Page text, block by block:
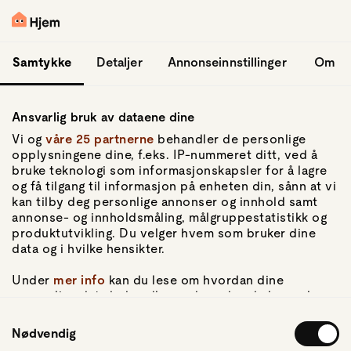
Samtykke Detaljer Annonseinnstillinger Om
Ansvarlig bruk av dataene dine
Vi og våre 25 partnerne behandler de personlige
opplysningene dine, f.eks. IP-nummeret ditt, ved å
bruke teknologi som informasjonskapsler for å lagre
og få tilgang til informasjon på enheten din, sånn at vi
kan tilby deg personlige annonser og innhold samt
annonse- og innholdsmåling, målgruppestatistikk og
produktutvikling. Du velger hvem som bruker dine
data og i hvilke hensikter.
Under mer info kan du lese om hvordan dine
personlige data behandles og hvordan du kan velge
trekke tilbake ditt samtykke fra erklæringen om
informasjonskapsler.
Nødvendig
Gå til forsiden
Om Hjem
Om oss
Kundeservice
Artikler
Personvern